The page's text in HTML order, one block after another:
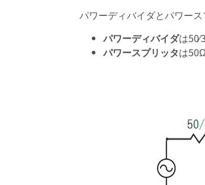
パワーディバイダとパワー
パワーディバイダは
パワースプリッタは